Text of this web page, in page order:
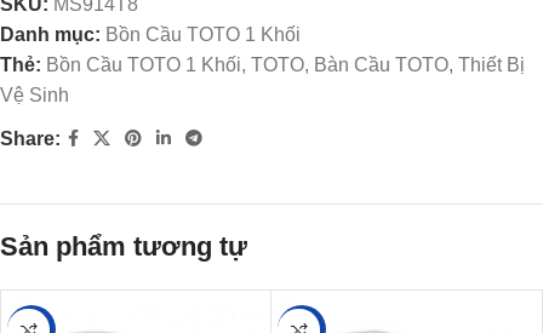
SKU: MS914T8
Danh mục: Bồn Cầu TOTO 1 Khối
Thẻ: Bồn Cầu TOTO 1 Khối, TOTO, Bàn Cầu TOTO, Thiết Bị
Vệ Sinh
Share:
Sản phẩm tương tự
-16% -15%